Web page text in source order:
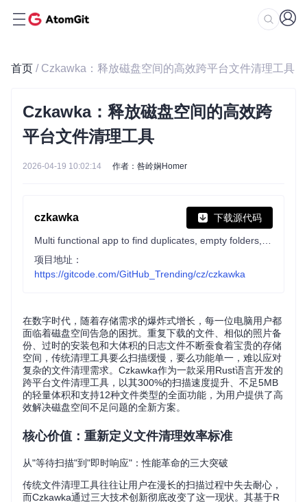
首页 / Czkawka：释放磁盘空间的高效跨平台文件清理工具
Czkawka：释放磁盘空间的高效跨
平台文件清理工具
2026-04-19 10:02:14 作者：咎岭娴Homer
czkawka 下载源代码
项目地址：
https://gitcode.com/GitHub_Trending/cz/czkawka
在数字时代，随着存储需求的爆炸式增长，每一位电脑用户都
面临着磁盘空间告急的困扰。重复下载的文件、相似的照片备
份、过时的安装包和大体积的日志文件不断蚕食着宝贵的存储
空间，传统清理工具要么扫描缓慢，要么功能单一，难以应对
复杂的文件清理需求。Czkawka作为一款采用Rust语言开发的
跨平台文件清理工具，以其300%的扫描速度提升、不足5MB
的轻量体积和支持12种文件类型的全面功能，为用户提供了高
效解决磁盘空间不足问题的全新方案。
核心价值：重新定义文件清理效率标准
从"等待扫描"到"即时响应"：性能革命的三大突破
传统文件清理工具往往让用户在漫长的扫描过程中失去耐心，
而Czkawka通过三大技术创新彻底改变了这一现状。其基于R